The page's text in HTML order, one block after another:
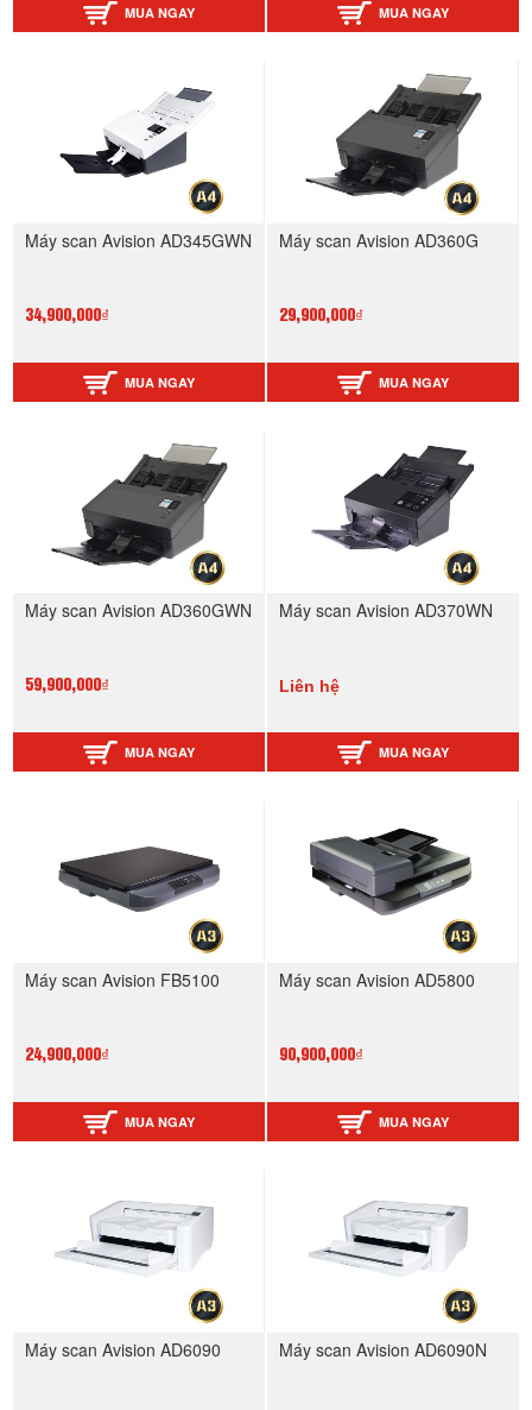
MUA NGAY MUA NGAY
Máy scan Avision AD345GWN
34,900,000₫
MUA NGAY
Máy scan Avision AD360G
29,900,000₫
MUA NGAY
Máy scan Avision AD360GWN
59,900,000₫
MUA NGAY
Máy scan Avision AD370WN
Liên hệ
MUA NGAY
Máy scan Avision FB5100
24,900,000₫
MUA NGAY
Máy scan Avision AD5800
90,900,000₫
MUA NGAY
Máy scan Avision AD6090 Máy scan Avision AD6090N